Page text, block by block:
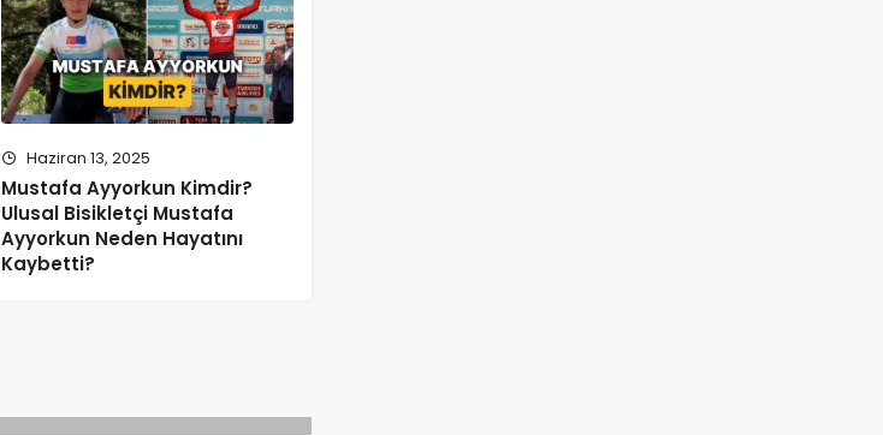
Haziran 13, 2025
Mustafa Ayyorkun Kimdir?
Ulusal Bisikletçi Mustafa
Ayyorkun Neden Hayatını
Kaybetti?